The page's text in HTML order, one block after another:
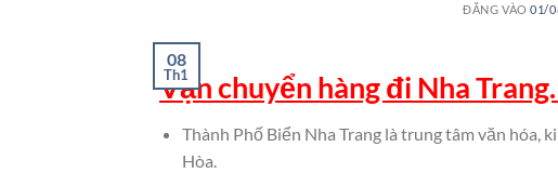
ĐĂNG VÀO01/
08
Th1
Vận chuyển hàng đi Nha
Thành Phố Biển Nha Trang là trung tâm văn hóa,
Hòa.